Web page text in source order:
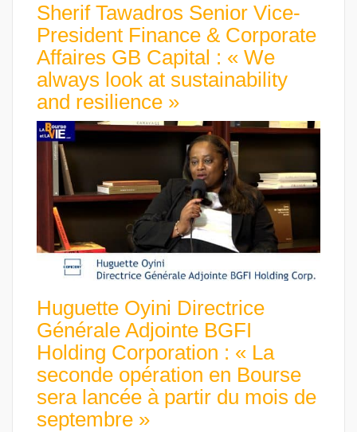
Sherif Tawadros Senior Vice-
President Finance & Corporate
Affaires GB Capital : « We
always look at sustainability
and resilience »
Huguette Oyini Directrice
Générale Adjointe BGFI
Holding Corporation : « La
seconde opération en Bourse
sera lancée à partir du mois de
septembre »